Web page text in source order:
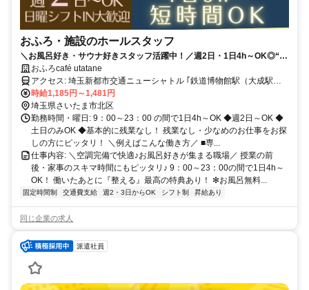
おふろ・施設のホールスタッフ
＼お風呂好き・サウナ好きスタッフ活躍中！／週2日・1日4h～OK◎“温
泉＆無料”の神バイト★北欧風カフェ＆可愛い制服＜学生多数活躍中＞
おふろcafé utatane
アクセス: 埼玉新都市交通ニューシャトル ｢鉄道博物館駅（大成駅）｣
より線路沿いを 北に向かって徒歩約10分
時給1,185円～1,481円
埼玉県さいたま市北区
勤務時間・曜日: 9：00～23：00 の間で1日4h～OK ◆週2日～OK ◆
土日のみOK ◆基本的に残業なし！ 残業なし・少なめのお仕事をお探
しの方にピッタリ！ ＼例えばこんな働き方／ ■専...
仕事内容: ＼空調完備で快適♪お風呂好きが集まる職場／ 授業の前
後・家事のスキマ時間にもピッタリ♪ 9：00～23：00の間で1日4h～
OK！ 働いたあとに『整える』最高の特典あり！ ✻お風呂無料...
固定時間制 交通費支給 週2・3日からOK シフト制 昇給あり
同じ企業の求人
派遣社員